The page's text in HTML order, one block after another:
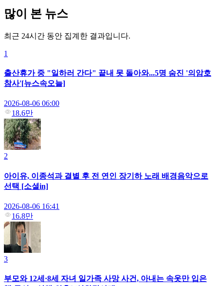
많이 본 뉴스
최근 24시간 동안 집계한 결과입니다.
1
출산휴가 중 "일하러 간다" 끝내 못 돌아와...5명 숨진 '의암호
참사'[뉴스속오늘]
2026-08-06 06:00
18.6만
2
아이유, 이종석과 결별 후 전 연인 장기하 노래 배경음악으로
선택 [소셜in]
2026-08-06 16:41
16.8만
3
부모와 12세·8세 자녀 일가족 사망 사건, 아내는 속옷만 입은